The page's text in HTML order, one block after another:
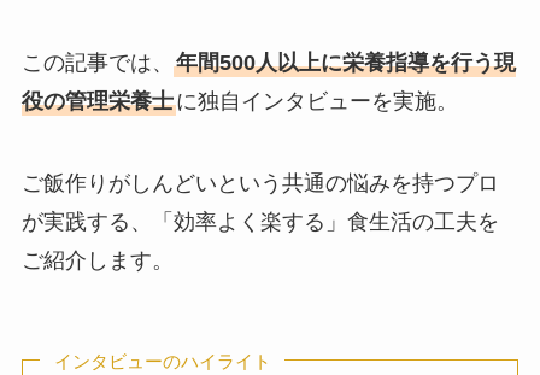
この記事では、 年間500人以上に栄養指導を行う現
役の管理栄養士に独自インタビューを実施。
ご飯作りがしんどいという共通の悩みを持つプロ
が実践する、「効率よく楽する」食生活の工夫を
ご紹介します。
インタビューのハイライト